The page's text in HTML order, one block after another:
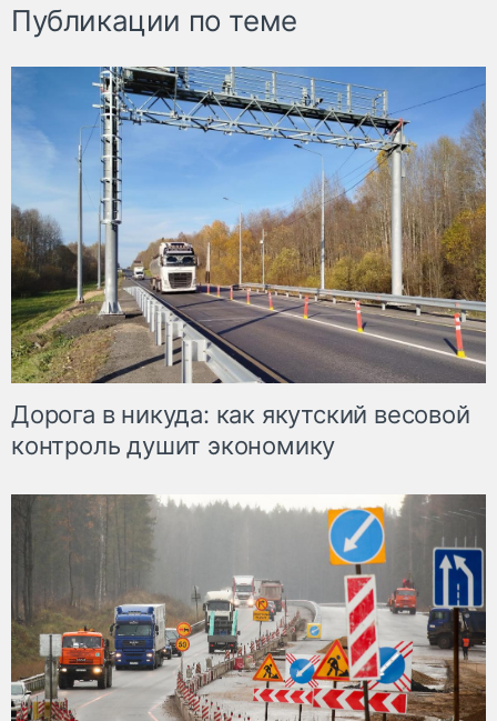
Публикации по теме
Дорога в никуда: как якутский весовой
контроль душит экономику